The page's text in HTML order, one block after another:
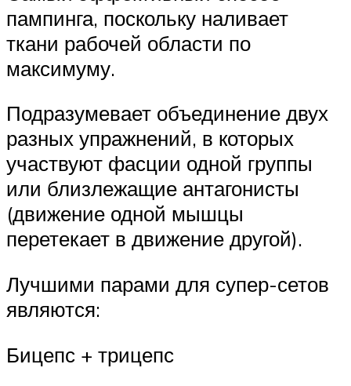
пампинга, поскольку наливает
ткани рабочей области по
максимуму.
Подразумевает объединение двух
разных упражнений, в которых
участвуют фасции одной группы
или близлежащие антагонисты
(движение одной мышцы
перетекает в движение другой).
Лучшими парами для супер-сетов
являются:
Бицепс + трицепс